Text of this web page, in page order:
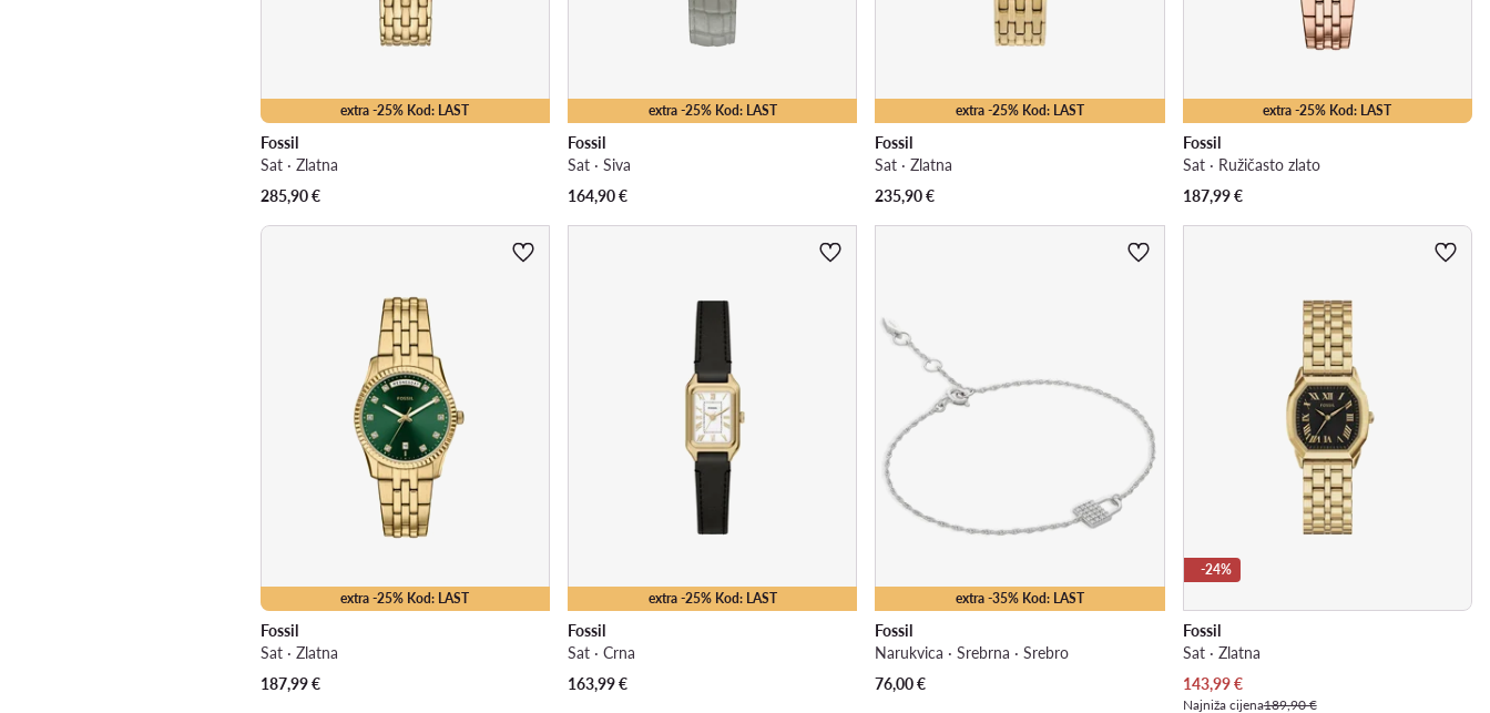
extra -25% Kod: LAST
Fossil
Sat · Zlatna
285,90€
extra -25% Kod: LAST
Fossil
Sat · Siva
164,90€
extra -25% Kod: LAST
Fossil
Sat · Zlatna
235,90€
extra -25% Kod: LAST
Fossil
Sat · Ružičasto zlato
187,99€
extra -25% Kod: LAST
Fossil
Sat · Zlatna
187,99€
extra -25% Kod: LAST
Fossil
Sat · Crna
163,99€
extra -35% Kod: LAST
Fossil
Narukvica · Srebrna · Srebro
76,00€
-24%
Fossil
Sat · Zlatna
Trenutna cijena
143,99€
Najniža cijena189,90 €